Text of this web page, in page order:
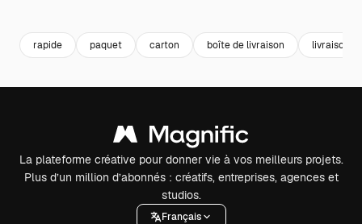
rapide paquet carton boîte de livraison livraison
La plateforme créative pour donner vie à vos meilleurs projets.
Plus d’un million d’abonnés : créatifs, entreprises, agences et
studios.
Français